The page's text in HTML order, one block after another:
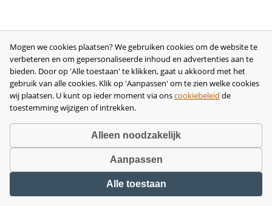
disclaimer•privacy- en cookiebeleid
voorwaarden•herroeping•bedrijfsgegevens
Mogen we cookies plaatsen? We gebruiken cookies om de website te
verbeteren en om gepersonaliseerde inhoud en advertenties aan te
bieden. Door op 'Alle toestaan' te klikken, gaat u akkoord met het
gebruik van alle cookies. Klik op 'Aanpassen' om te zien welke cookies
wij plaatsen. U kunt op ieder moment via onscookiebeleid de
toestemming wijzigen of intrekken.
Alleen noodzakelijk
Aanpassen
Alle toestaan